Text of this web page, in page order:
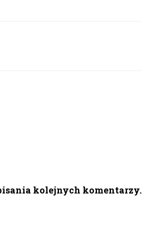
kolejnych komentarzy.